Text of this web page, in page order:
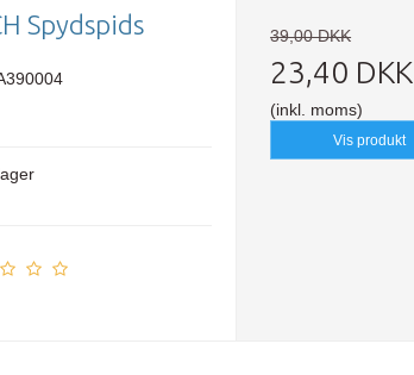
Spydspids 39,00 DKK
23,40 DKK
(inkl. moms)
Vis produkt